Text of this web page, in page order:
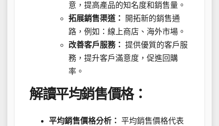
意，提高產品的知名度和銷售量。
拓展銷售渠道：
開拓新的銷售通
路，例如：線上商店、海外市場。
改善客戶服務： 提供優質的客戶服
務，提升客戶滿意度，促進回購
率。
解讀平均銷售價格：
平均銷售價格分析： 平均銷售價格代表